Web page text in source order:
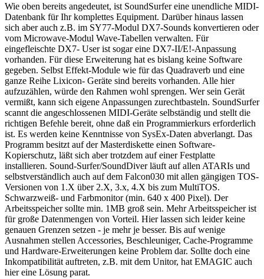
Wie oben bereits angedeutet, ist SoundSurfer eine unendliche MIDI-
Datenbank für Ihr komplettes Equipment. Darüber hinaus lassen
sich aber auch z.B. im SY77-Modul DX7-Sounds konvertieren oder
vom Microwave-Modul Wave-Tabellen verwalten. Für
eingefleischte DX7- User ist sogar eine DX7-II/E!-Anpassung
vorhanden. Für diese Erweiterung hat es bislang keine Software
gegeben. Selbst Effekt-Module wie für das Quadraverb und eine
ganze Reihe Lixicon- Geräte sind bereits vorhanden. Alle hier
aufzuzählen, würde den Rahmen wohl sprengen. Wer sein Gerät
vermißt, kann sich eigene Anpassungen zurechtbasteln. SoundSurfer
scannt die angeschlossenen MIDI-Geräte selbständig und stellt die
richtigen Befehle bereit, ohne daß ein Programmierkurs erforderlich
ist. Es werden keine Kenntnisse von SysEx-Daten abverlangt. Das
Programm besitzt auf der Masterdiskette einen Software-
Kopierschutz, läßt sich aber trotzdem auf einer Festplatte
installieren. Sound-Surfer/SoundDiver läuft auf allen ATARIs und
selbstverständlich auch auf dem Falcon030 mit allen gängigen TOS-
Versionen von 1.X über 2.X, 3.x, 4.X bis zum MultiTOS.
Schwarzweiß- und Farbmonitor (min. 640 x 400 Pixel). Der
Arbeitsspeicher sollte min. 1MB groß sein. Mehr Arbeitsspeicher ist
für große Datenmengen von Vorteil. Hier lassen sich leider keine
genauen Grenzen setzen - je mehr je besser. Bis auf wenige
Ausnahmen stellen Accessories, Beschleuniger, Cache-Programme
und Hardware-Erweiterungen keine Problem dar. Sollte doch eine
Inkompatibilität auftreten, z.B. mit dem Unitor, hat EMAGIC auch
hier eine Lösung parat.